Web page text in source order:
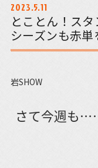
2023.5.11
とことん！ス
シーズンも赤単
岩SHOW
さて今週も